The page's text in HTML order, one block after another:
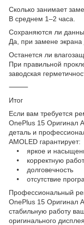
Сколько занимает
В среднем 1–2 часа.
Сохраняются ли
Да, при замене
Останется ли
При правильной
заводская
⸻
Итог
Если вам требуется
OnePlus 15 Оригинал
деталь и
AMOLED гарантирует:
• яркое и
• корректную
• долговечность
• отсутствие
Профессиональный
OnePlus 15 Оригинал
стабильную работу
оригинального